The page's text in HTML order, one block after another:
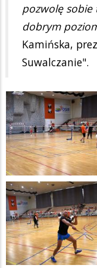
pozwolę sobie
dobrym
Kamińska,
Suwalczanie".